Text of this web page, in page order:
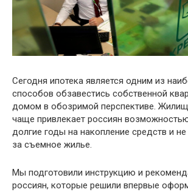
Сегодня ипотека является одним из
способов обзавестись собственной
домом в обозримой перспективе.
чаще привлекает россиян
долгие годы на накопление средств и не
за съемное жилье.
Мы подготовили инструкцию и
россиян, которые решили впервые